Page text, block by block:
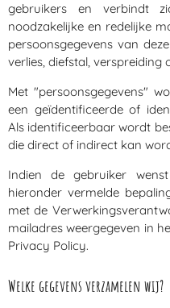
gebruikers en verbindt
noodzakelijke en redelijke
persoonsgegevens van
verlies, diefstal,
Met "persoonsgegevens"
een geïdentificeerde of
Als identificeerbaar wordt
die direct of indirect kan
Indien de gebruiker
hieronder vermelde
met de
mailadres weergegeven in
Privacy Policy.
Welke gegevens verzamelen wij?